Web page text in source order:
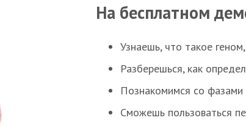
На бесплатном
Узнаешь, что такое
Разберешься, как
Познакомимся со фазами
Сможешь пользоваться